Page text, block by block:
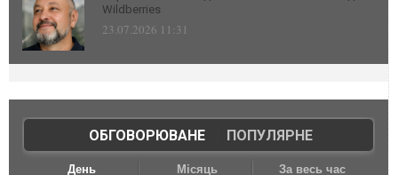
Wildberries
23.07.2026 11:31
ОБГОВОРЮВАНЕ| ПОПУЛЯРНЕ
День Місяць За весь час